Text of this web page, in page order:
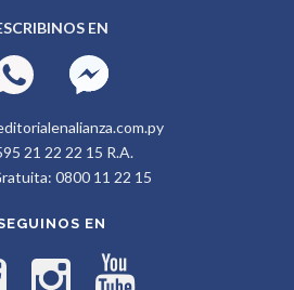
EN
21 22 22 15 R.A.
0800 11 22 15
EN